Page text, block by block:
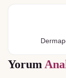
Yorum